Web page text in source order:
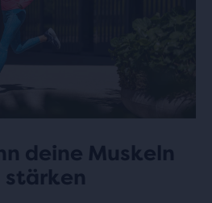
deine Muskeln
stärken